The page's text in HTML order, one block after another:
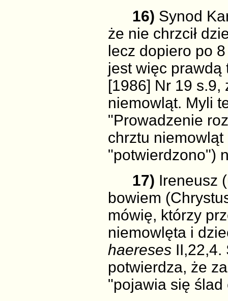
16) Synod
że nie chrzcił
lecz dopiero po
jest więc prawdą
[1986] Nr 19 s.9,
niemowląt. Myli
"Prowadzenie
chrztu
"potwierdzono")
17) Ireneusz
bowiem
mówię, którzy
niemowlęta i
haereses II,22,4.
potwierdza, że
"pojawia się